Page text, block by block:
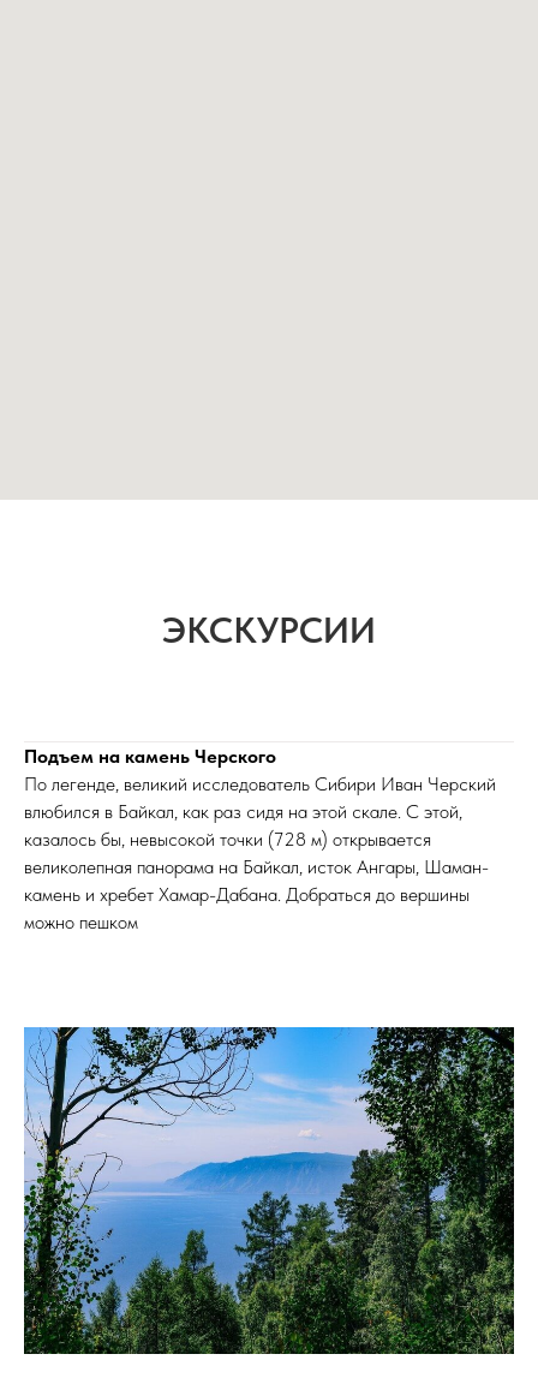
ЭКСКУРСИИ
Подъем на камень Черского
По легенде, великий исследователь Сибири Иван Черский
влюбился в Байкал, как раз сидя на этой скале. С этой,
казалось бы, невысокой точки (728 м) открывается
великолепная панорама на Байкал, исток Ангары, Шаман-
камень и хребет Хамар-Дабана. Добраться до вершины
можно пешком